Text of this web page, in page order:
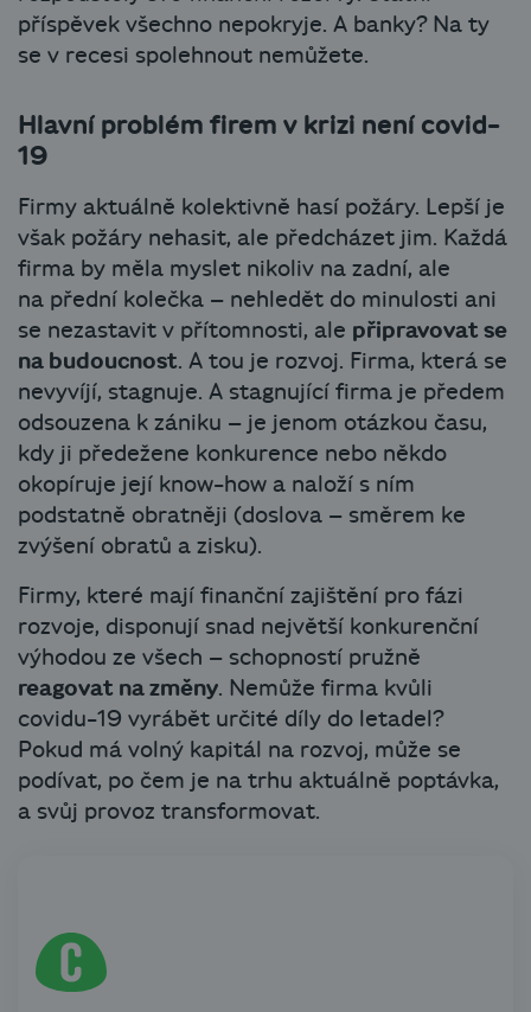
příspěvek všechno nepokryje. A banky? Na ty
se v recesi spolehnout nemůžete.
Hlavní problém firem v krizi není covid-
19
Firmy aktuálně kolektivně hasí požáry. Lepší je
však požáry nehasit, ale předcházet jim. Každá
firma by měla myslet nikoliv na zadní, ale
na přední kolečka – nehledět do minulosti ani
se nezastavit v přítomnosti, ale připravovat se
na budoucnost. A tou je rozvoj. Firma, která se
nevyvíjí, stagnuje. A stagnující firma je předem
odsouzena k zániku – je jenom otázkou času,
kdy ji předežene konkurence nebo někdo
okopíruje její know-how a naloží s ním
podstatně obratněji (doslova – směrem ke
zvýšení obratů a zisku).
Firmy, které mají finanční zajištění pro fázi
rozvoje, disponují snad největší konkurenční
výhodou ze všech – schopností pružně
reagovat na změny. Nemůže firma kvůli
covidu-19 vyrábět určité díly do letadel?
Pokud má volný kapitál na rozvoj, může se
podívat, po čem je na trhu aktuálně poptávka,
a svůj provoz transformovat.